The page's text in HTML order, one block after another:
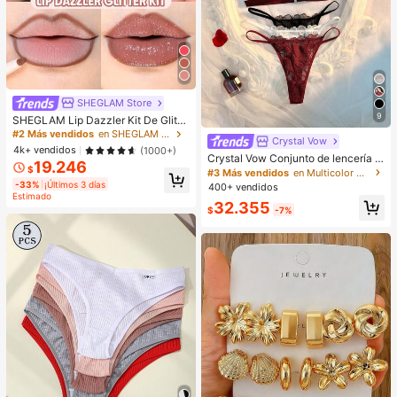
SHEGLAM Store
SHEGLAM Lip Dazzler Kit De Glitte
r Labial-Center Stage Lip Combo M
arca De Belleza CosméTica Maquill
aje Para Mujeres Y NiñAs
#2 Más vendidos
en SHEGLAM Maquillaje
4k+ vendidos
(1000+)
$19.246
-33% ¡Últimos 3 días
Estimado
9
Crystal Vow
Crystal Vow Conjunto de lencería s
exy de 6 piezas con encaje y patch
work con cierre delantero para muj
#3 Más vendidos
en Multicolor Conjuntos de sujetador y braguita pa
400+ vendidos
$32.355 -7%